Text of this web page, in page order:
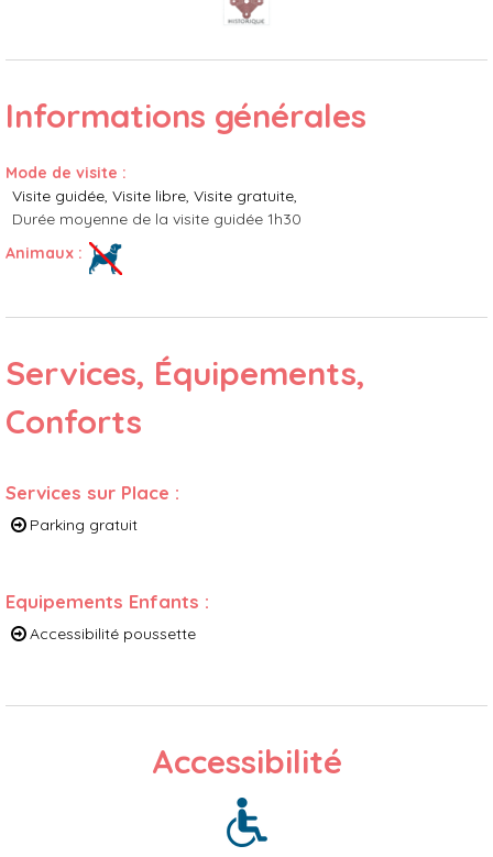
Informations générales
Mode de visite :
Visite guidée Visite libre Visite gratuite
Durée moyenne de la visite guidée 1h30
Animaux :
Services, Équipements,
Conforts
Services sur Place :
Parking gratuit
Equipements Enfants :
Accessibilité poussette
Accessibilité